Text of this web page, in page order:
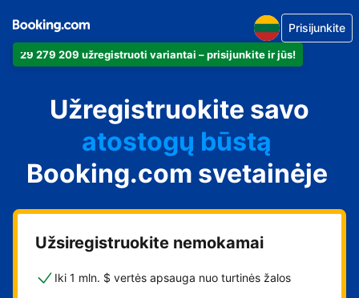
29 279 209 užregistruoti variantai – prisijunkite ir jūs!
Prisijunkite
Užregistruokite savo
apartamentus
viešbutį
atostogų būstą
svečių namus
nakvynės su pusryčiais
namus
Booking.com svetainėje
Užsiregistruokite nemokamai
Iki 1 mln. $ vertės apsauga nuo turtinės žalos